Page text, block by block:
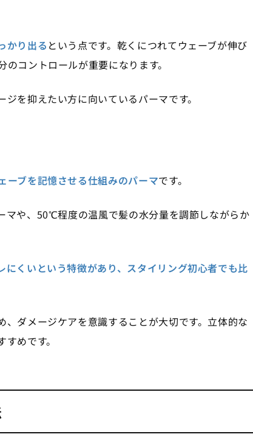
かり出る という点です。乾くにつれてウェーブが伸び
コントロールが重要になります。
を抑えたい方に向いているパーマです。
ーブを記憶させる仕組みのパーマです。
マや、50℃程度の温風で髪の水分量を調節しながらか
にくいという特徴があり、スタイリング初心者でも比
ダメージケアを意識することが大切です。立体的な
めです。